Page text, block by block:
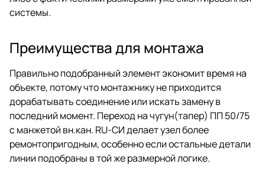
системы.
Преимущества для монтажа
Правильно подобранный элемент экономит время на
объекте, потому что монтажнику не приходится
дорабатывать соединение или искать замену в
последний момент. Переход на чугун(тапер) ПП 50/75
с манжетой вн.кан. RU-СИ делает узел более
ремонтопригодным, особенно если остальные детали
линии подобраны в той же размерной логике.